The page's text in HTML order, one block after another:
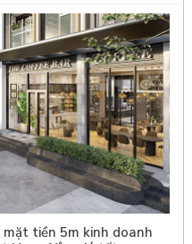
tiền 5m kinh doanh